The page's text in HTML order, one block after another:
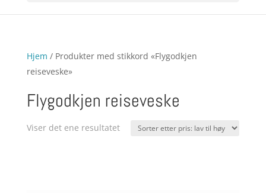
Hjem / Produkter med stikkord «Flygodkjen
reiseveske»
Flygodkjen reiseveske
Viser det ene resultatet